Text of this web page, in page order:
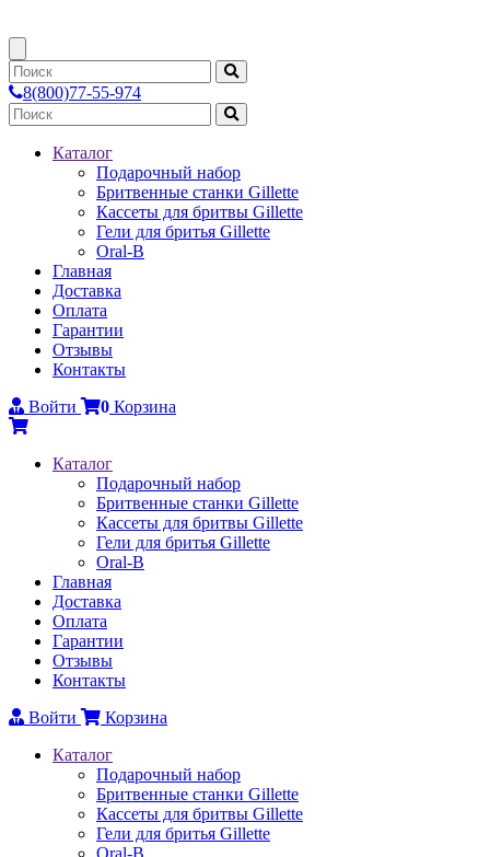
8(800)77-55-974
Каталог
Подарочный набор
Бритвенные станки Gillette
Каcсеты для бритвы Gillette
Гели для бритья Gillette
Oral-B
Главная
Доставка
Оплата
Гарантии
Отзывы
Контакты
Войти
0 Корзина
Каталог
Подарочный набор
Бритвенные станки Gillette
Каcсеты для бритвы Gillette
Гели для бритья Gillette
Oral-B
Главная
Доставка
Оплата
Гарантии
Отзывы
Контакты
Войти
Корзина
Каталог
Подарочный набор
Бритвенные станки Gillette
Каcсеты для бритвы Gillette
Гели для бритья Gillette
Oral-B